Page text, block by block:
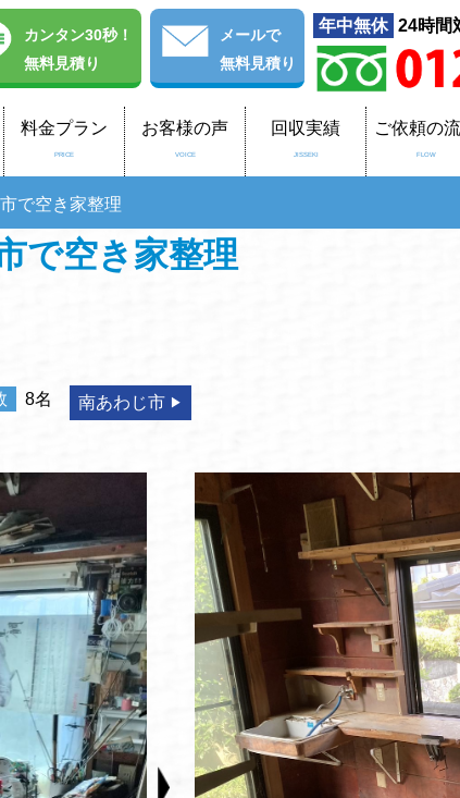
カンタン30秒！
無料見積り
メールで
無料見積り
年中無休 24時間
料金プラン
PRICE
お客様の声
VOICE
回収実績
JISSEKI
ご依頼の
FLOW
で空き家整理
で空き家整理
8名 南あわじ市